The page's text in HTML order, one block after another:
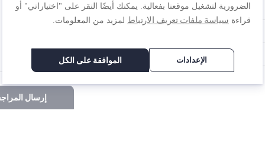
إرسال
الضرورية لتشغيل موقعنا بفعالية. يمكنك أيضًا النقر على "اختياراتي" أو
قراءة سياسة ملفات تعريف الارتباط لمزيد من المعلومات.
الإعدادات الموافقة على الكل